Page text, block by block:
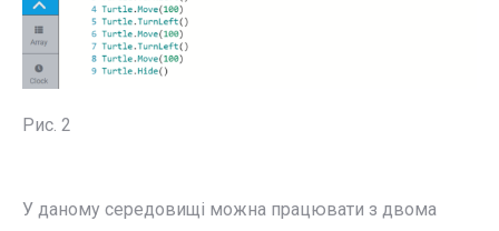
Рис. 2
У даному середовищі можна працювати з двома